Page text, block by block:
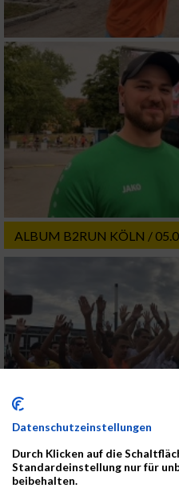
ALBUM B2RUN KÖLN /
Datenschutzeinstellungen
Durch Klicken auf die
Standardeinstellung nur für
beibehalten.